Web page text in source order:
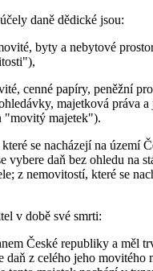
daně dědické jsou:
byty a nebytové
cenné papíry, peněžní
majetková práva
"movitý majetek").
se nacházejí na území
vybere daň bez ohledu na
z nemovitostí, které se
v době své smrti:
České republiky a měl
daň z celého jeho movitého